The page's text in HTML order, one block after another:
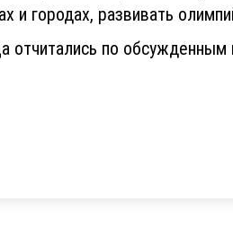
целью Национальному
и городах, развивать
отчитались по обсужденным